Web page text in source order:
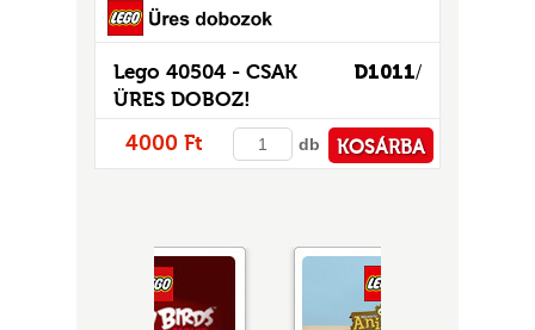
D1011/
Lego 40504 - CSAK
ÜRES DOBOZ!
4000 Ft db KOSÁRBA